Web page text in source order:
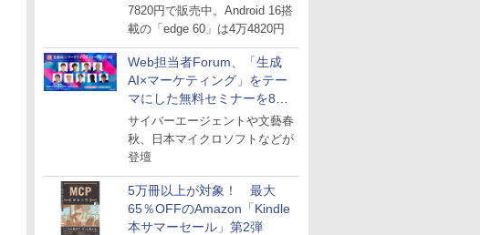
7820円で販売中。Android 16搭
載の「edge 60」は4万4820円
Web担当者Forum、「生成
AI×マーケティング」をテー
マにした無料セミナーを8月
27日にオンライン開催
サイバーエージェントや文藝春
秋、日本マイクロソフトなどが
登壇
5万冊以上が対象！ 最大
65％OFFのAmazon「Kindle
本サマーセール」第2弾